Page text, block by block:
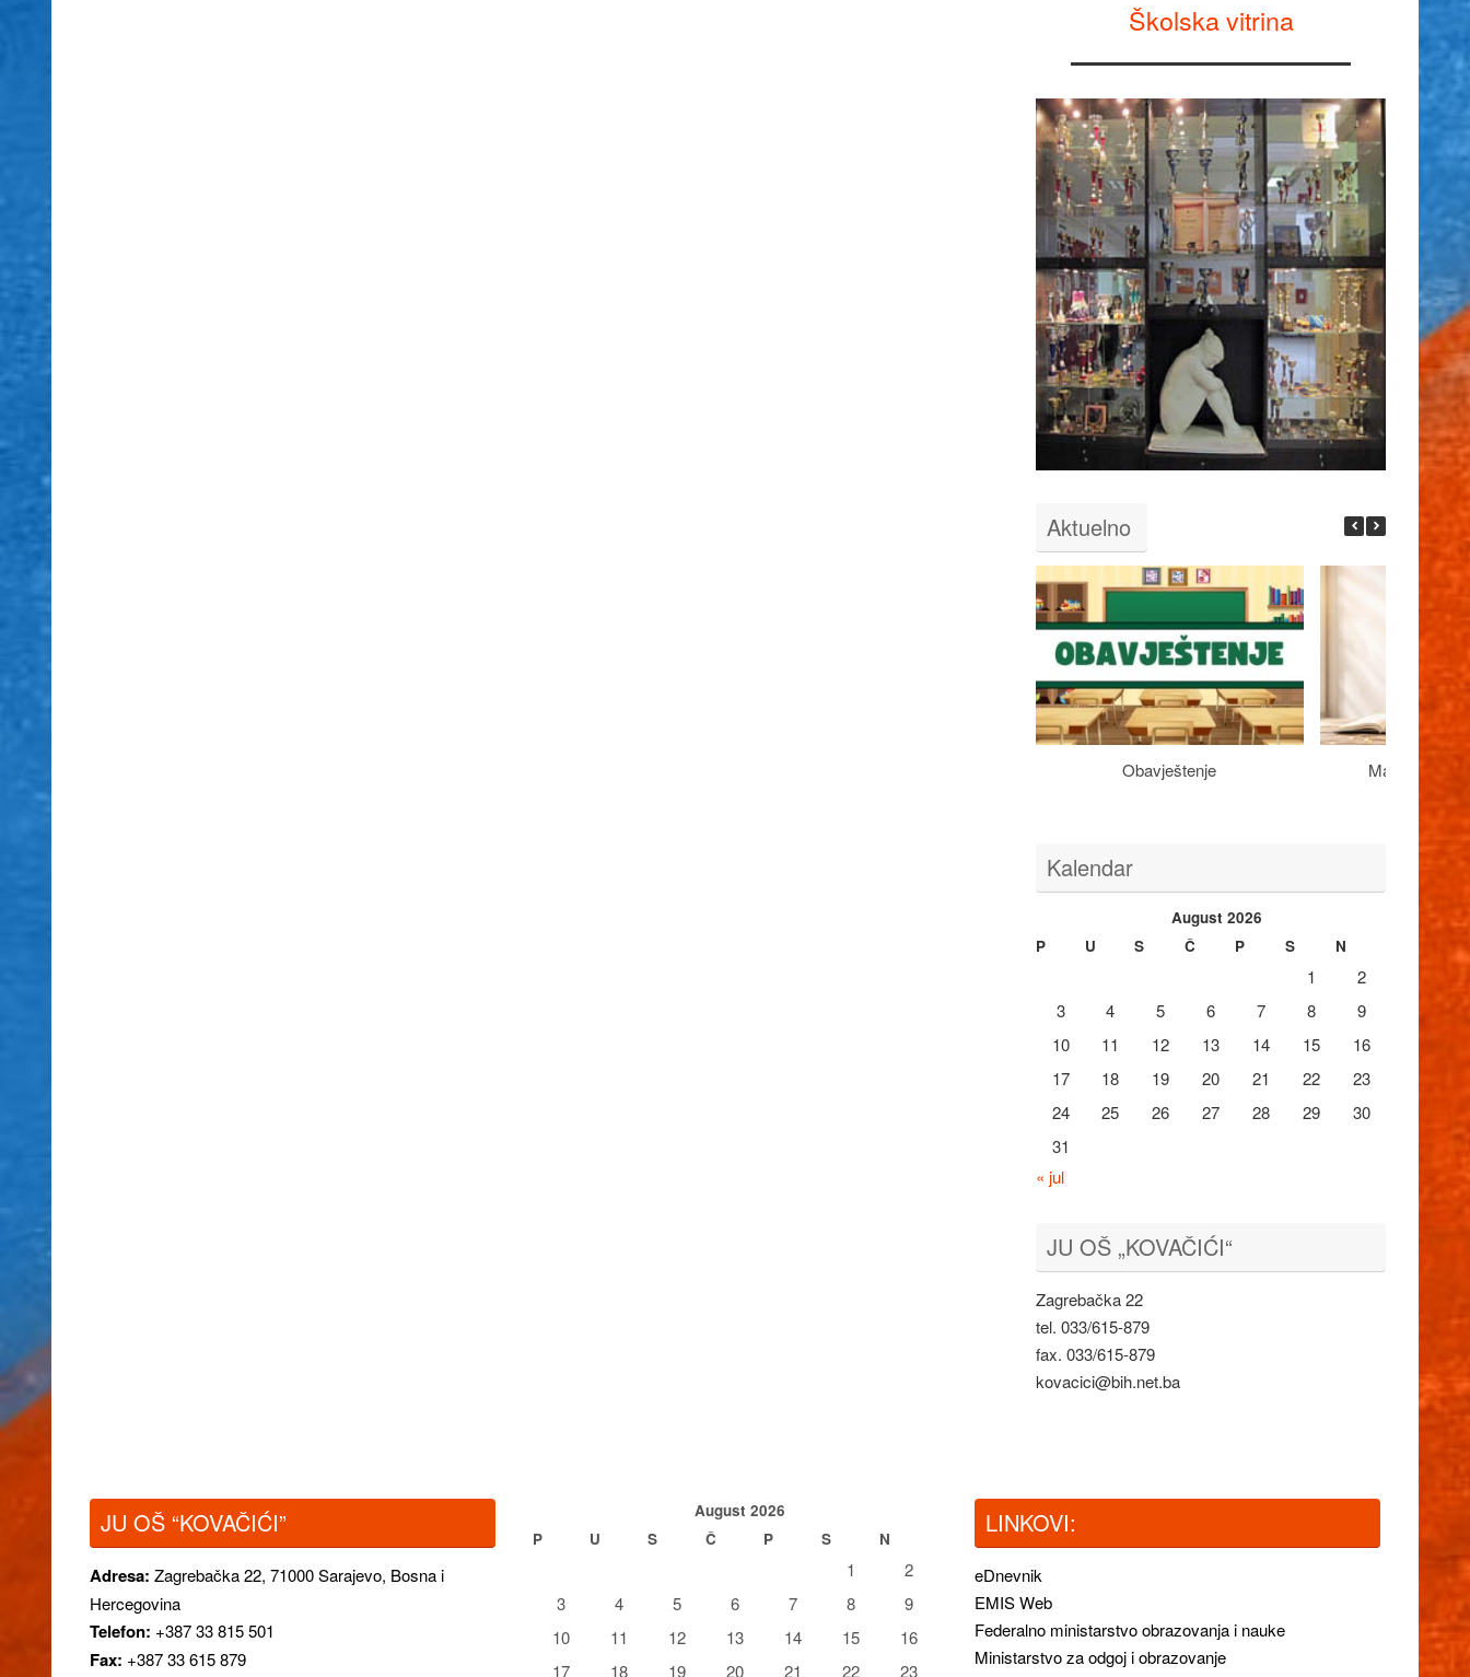
Školska vitrina
Aktuelno
Obavještenje Maturantima
Kalendar
August 2026
P
U S Č P S N
1
2
3
4 5 6 7 8
9
10
11 12 13 14 15
16
17
18 19 20 21 22
23
24
25 26 27 28 29
30
31
« jul
JU OŠ „KOVAČIĆI“
Zagrebačka 22
tel. 033/615-879
fax. 033/615-879
kovacici@bih.net.ba
JU OŠ “KOVAČIĆI”
Adresa: Zagrebačka 22, 71000 Sarajevo, Bosna i
Hercegovina
Telefon: +387 33 815 501
Fax: +387 33 615 879
August 2026
P
U S Č P S N
1
2
3
4 5 6 7 8
9
10
11 12 13 14 15
16
17
18 19 20 21 22 23
LINKOVI:
eDnevnik
EMIS Web
Federalno ministarstvo obrazovanja i nauke
Ministarstvo za odgoj i obrazovanje